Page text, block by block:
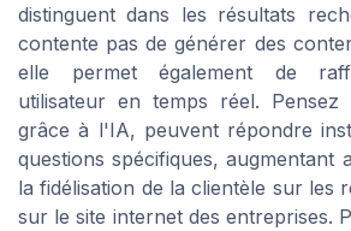
distinguent dans les résultats
contente pas de générer des
elle permet également de
utilisateur en temps réel.
grâce à l'IA, peuvent répondre
questions spécifiques, augmentant
la fidélisation de la clientèle sur les
sur le site internet des entreprises.